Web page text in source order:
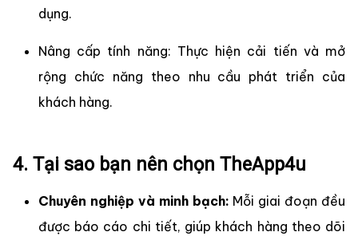
dụng.
Nâng cấp tính năng: Thực hiện cải tiến và mở
rộng chức năng theo nhu cầu phát triển của
khách hàng.
4. Tại sao bạn nên chọn TheApp4u
Chuyên nghiệp và minh bạch: Mỗi giai đoạn đều
được báo cáo chi tiết, giúp khách hàng theo dõi